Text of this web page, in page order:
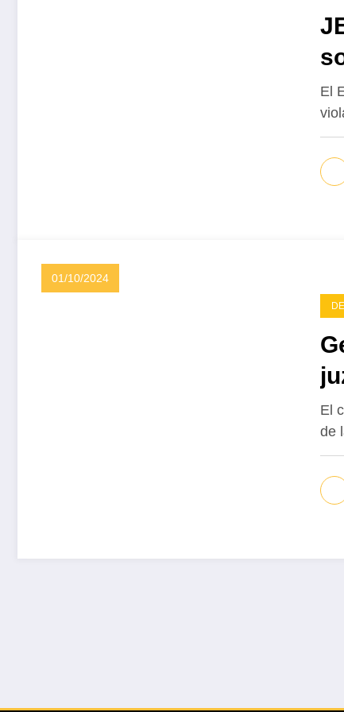
El
01/10/2024
El
de